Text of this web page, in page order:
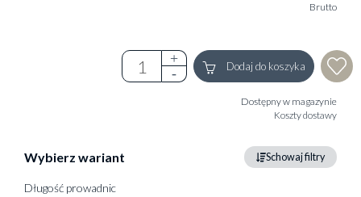
Brutto
Dodaj do koszyka
Dostępny w magazynie
Koszty dostawy
Wybierz wariant Schowaj filtry
Długość prowadnic